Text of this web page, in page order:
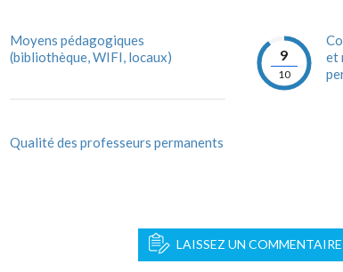
Moyens pédagogiques
(bibliothèque, WIFI, locaux)
Qualité des professeurs permanents
9
10
et
LAISSEZ UN COMMENTAIRE